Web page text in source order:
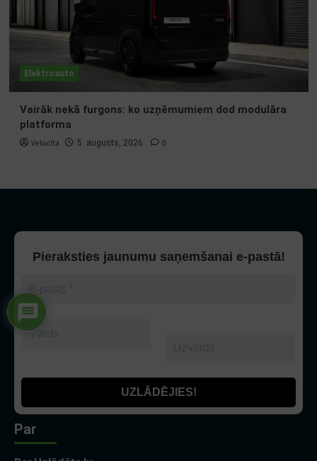
Elektroauto
Vairāk nekā furgons: ko uzņēmumiem dod modulāra
platforma
Velocita 5. augusts, 2026. 0
Pieraksties jaunumu saņemšanai e-pastā!
Par